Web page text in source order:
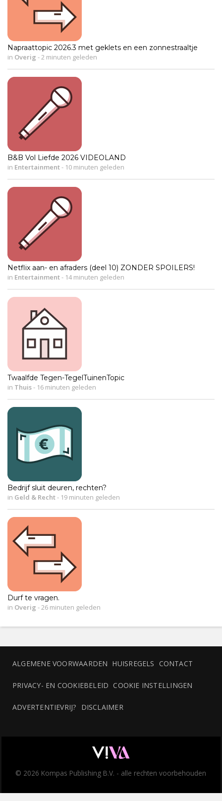
Napraattopic 2026.3 met geklets en een zonnestraaltje
in Overig - 2 minuten geleden
B&B Vol Liefde 2026 VIDEOLAND
in Entertainment- 10 minuten geleden
Netflix aan- en afraders (deel 10) ZONDER SPOILERS!
in Entertainment- 14 minuten geleden
Twaalfde Tegen-TegelTuinenTopic
in Thuis- 16 minuten geleden
Bedrijf sluit deuren, rechten?
in Geld & Recht- 19 minuten geleden
Durf te vragen.
in Overig - 26 minuten geleden
ALGEMENE VOORWAARDEN HUISREGELS CONTACT
PRIVACY- EN COOKIEBELEID COOKIE INSTELLINGEN
ADVERTENTIEVRIJ? DISCLAIMER
© 2026 Kompas Publishing B.V. - alle rechten voorbehouden